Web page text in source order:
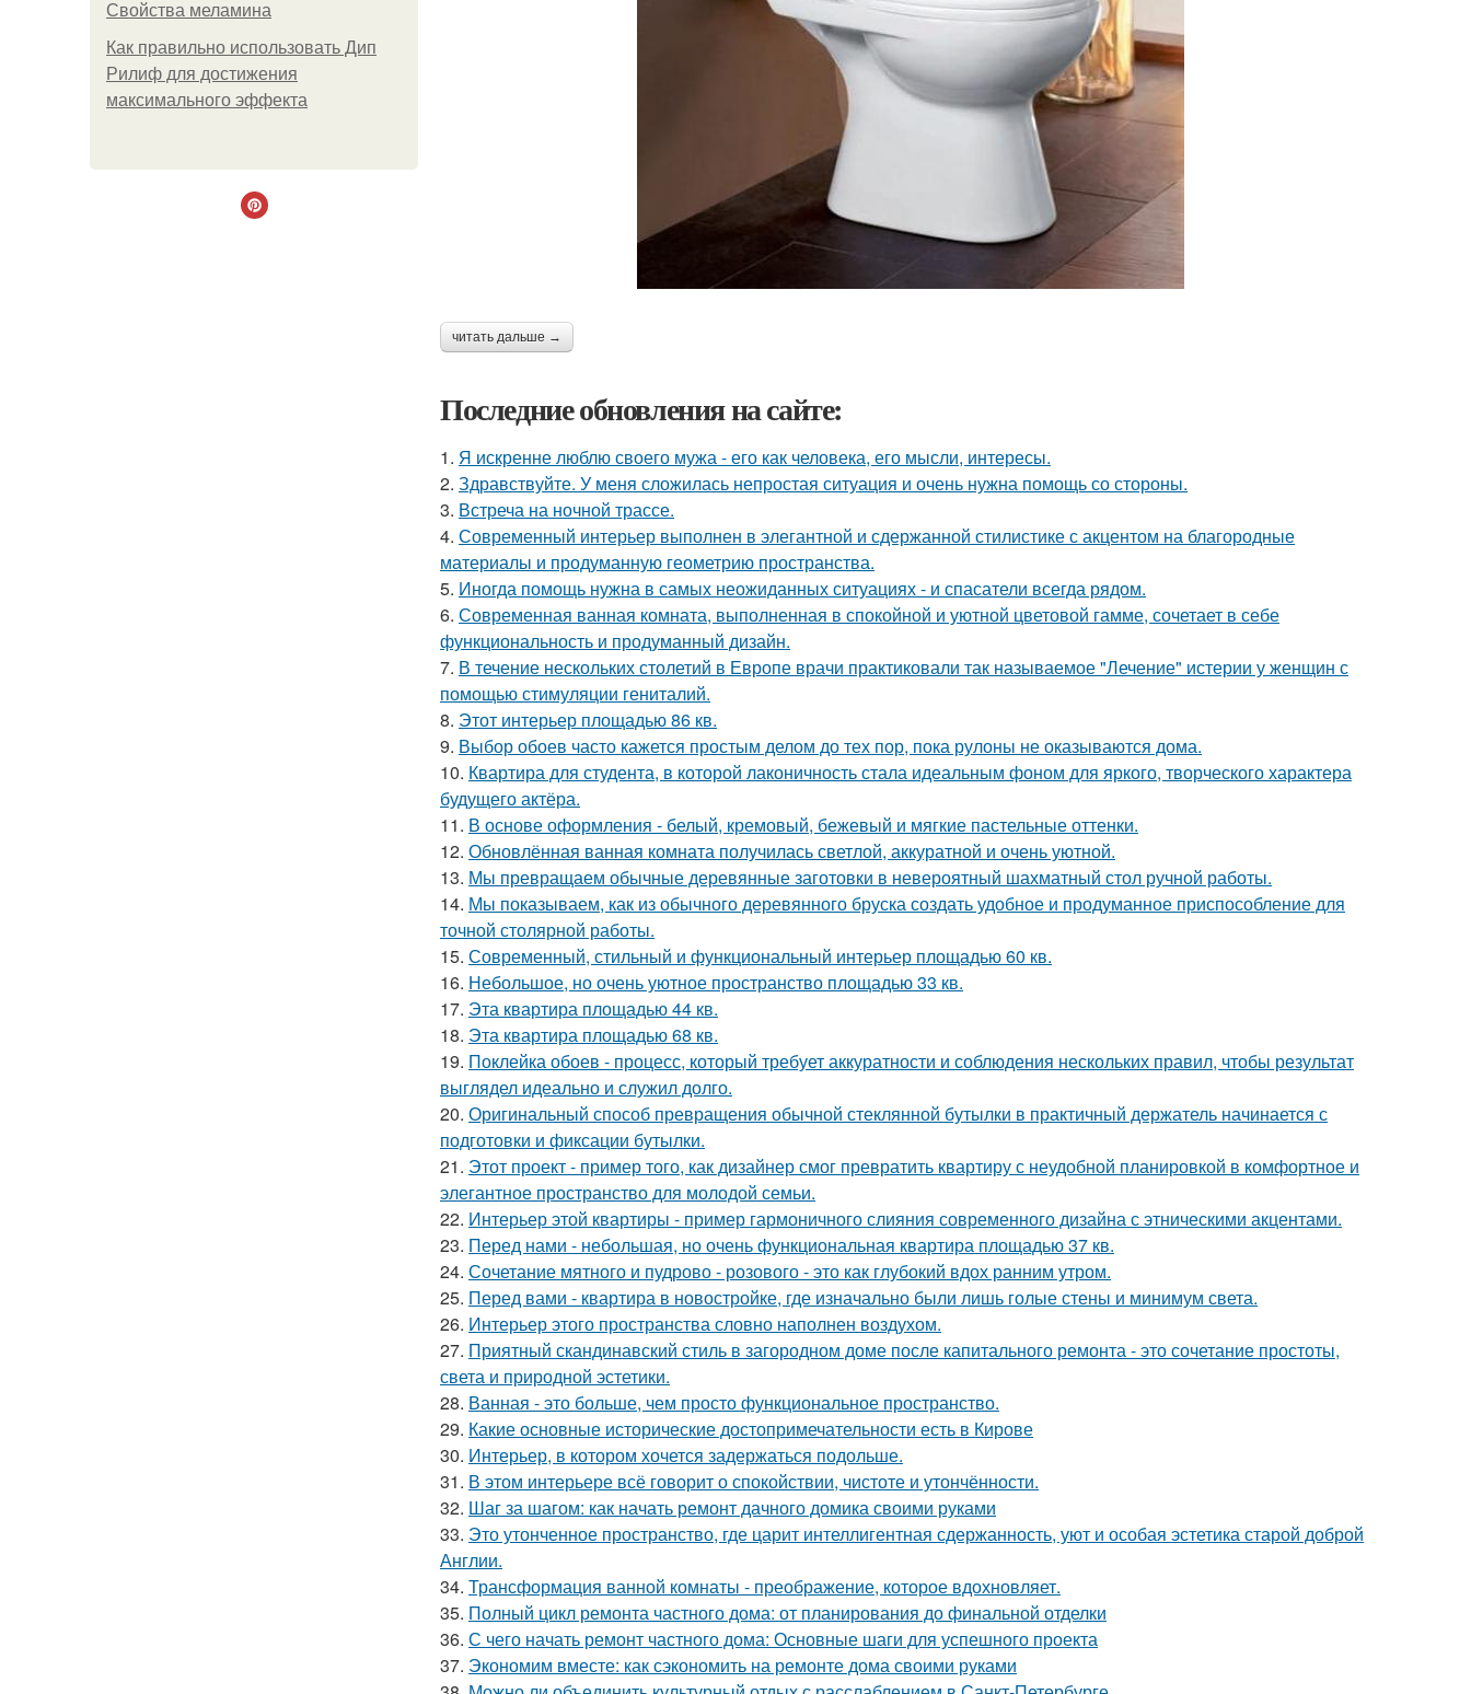
Свойства меламина
Как правильно использовать Дип
Рилиф для достижения
максимального эффекта
читать дальше →
Последние обновления на сайте:
1. Я искренне люблю своего мужа - его как человека, его мысли, интересы.
2. Здравствуйте. У меня сложилась непростая ситуация и очень нужна помощь со стороны.
3. Встреча на ночной трассе.
4. Современный интерьер выполнен в элегантной и сдержанной стилистике с акцентом на благородные
материалы и продуманную геометрию пространства.
5. Иногда помощь нужна в самых неожиданных ситуациях - и спасатели всегда рядом.
6. Современная ванная комната, выполненная в спокойной и уютной цветовой гамме, сочетает в себе
функциональность и продуманный дизайн.
7. В течение нескольких столетий в Европе врачи практиковали так называемое "Лечение" истерии у женщин с
помощью стимуляции гениталий.
8. Этот интерьер площадью 86 кв.
9. Выбор обоев часто кажется простым делом до тех пор, пока рулоны не оказываются дома.
10. Квартира для студента, в которой лаконичность стала идеальным фоном для яркого, творческого характера
будущего актёра.
11. В основе оформления - белый, кремовый, бежевый и мягкие пастельные оттенки.
12. Обновлённая ванная комната получилась светлой, аккуратной и очень уютной.
13. Мы превращаем обычные деревянные заготовки в невероятный шахматный стол ручной работы.
14. Мы показываем, как из обычного деревянного бруска создать удобное и продуманное приспособление для
точной столярной работы.
15. Современный, стильный и функциональный интерьер площадью 60 кв.
16. Небольшое, но очень уютное пространство площадью 33 кв.
17. Эта квартира площадью 44 кв.
18. Эта квартира площадью 68 кв.
19. Поклейка обоев - процесс, который требует аккуратности и соблюдения нескольких правил, чтобы результат
выглядел идеально и служил долго.
20. Оригинальный способ превращения обычной стеклянной бутылки в практичный держатель начинается с
подготовки и фиксации бутылки.
21. Этот проект - пример того, как дизайнер смог превратить квартиру с неудобной планировкой в комфортное и
элегантное пространство для молодой семьи.
22. Интерьер этой квартиры - пример гармоничного слияния современного дизайна с этническими акцентами.
23. Перед нами - небольшая, но очень функциональная квартира площадью 37 кв.
24. Сочетание мятного и пудрово - розового - это как глубокий вдох ранним утром.
25. Перед вами - квартира в новостройке, где изначально были лишь голые стены и минимум света.
26. Интерьер этого пространства словно наполнен воздухом.
27. Приятный скандинавский стиль в загородном доме после капитального ремонта - это сочетание простоты,
света и природной эстетики.
28. Ванная - это больше, чем просто функциональное пространство.
29. Какие основные исторические достопримечательности есть в Кирове
30. Интерьер, в котором хочется задержаться подольше.
31. В этом интерьере всё говорит о спокойствии, чистоте и утончённости.
32. Шаг за шагом: как начать ремонт дачного домика своими руками
33. Это утонченное пространство, где царит интеллигентная сдержанность, уют и особая эстетика старой доброй
Англии.
34. Трансформация ванной комнаты - преображение, которое вдохновляет.
35. Полный цикл ремонта частного дома: от планирования до финальной отделки
36. С чего начать ремонт частного дома: Основные шаги для успешного проекта
37. Экономим вместе: как сэкономить на ремонте дома своими руками